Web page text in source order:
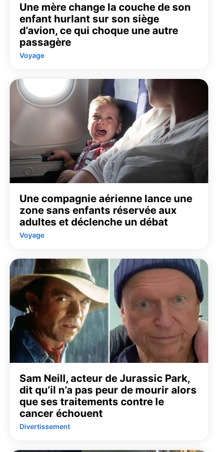
Une mère change la couche de son
enfant hurlant sur son siège
d’avion, ce qui choque une autre
passagère
Voyage
Une compagnie aérienne lance une
zone sans enfants réservée aux
adultes et déclenche un débat
Voyage
Sam Neill, acteur de Jurassic Park,
dit qu’il n’a pas peur de mourir alors
que ses traitements contre le
cancer échouent
Divertissement